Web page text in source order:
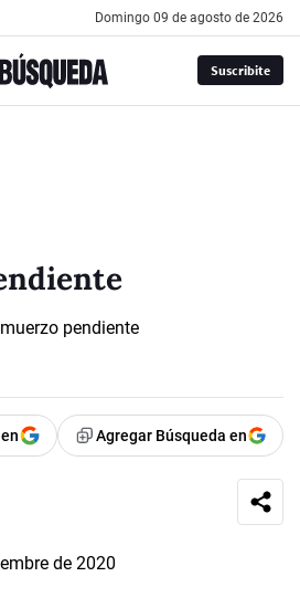
domingo 09 de agosto de 2026
Suscribite
Agregar Búsqueda en
de 2020